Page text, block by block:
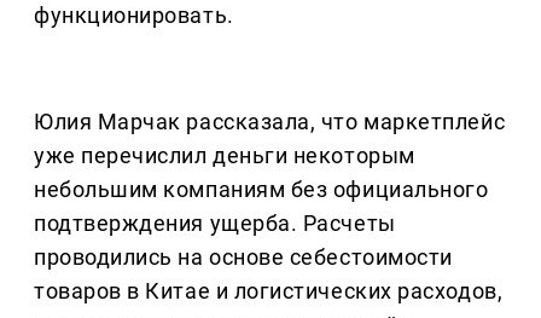
функционировать.
Юлия Марчак рассказала, что маркетплейс
уже перечислил деньги некоторым
небольшим компаниям без официального
подтверждения ущерба. Расчеты
проводились на основе себестоимости
товаров в Китае и логистических расходов,